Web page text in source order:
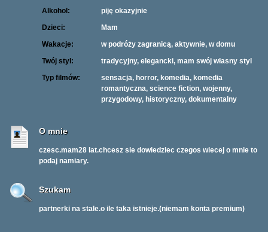
Alkohol:
piję okazyjnie
Dzieci:
Mam
Wakacje:
w podróży zagranicą, aktywnie, w domu
Twój styl:
tradycyjny, elegancki, mam swój własny styl
Typ filmów:
sensacja, horror, komedia, komedia
romantyczna, science fiction, wojenny,
przygodowy, historyczny, dokumentalny
O mnie
czesc.mam28 lat.chcesz sie dowiedziec czegos wiecej o mnie to
podaj namiary.
Szukam
partnerki na stale.o ile taka istnieje.(niemam konta premium)